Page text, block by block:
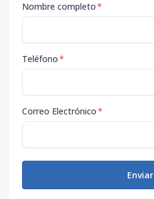
Nombre completo*
Teléfono*
Correo Electrónico*
Enviar